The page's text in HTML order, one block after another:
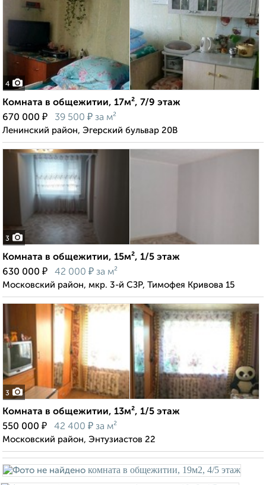
4
Комната в общежитии, 17м², 7/9 этаж
670 000 ₽ 39 500 ₽ за м²
Ленинский район, Эгерский бульвар 20В
3
Комната в общежитии, 15м², 1/5 этаж
630 000 ₽ 42 000 ₽ за м²
Московский район, мкр. 3-й СЗР, Тимофея Кривова 15
3
Комната в общежитии, 13м², 1/5 этаж
550 000 ₽ 42 400 ₽ за м²
Московский район, Энтузиастов 22